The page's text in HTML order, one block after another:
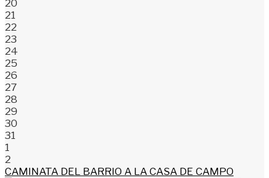
20
21
22
23
24
25
26
27
28
29
30
31
1
2
CAMINATA DEL BARRIO A LA CASA DE CAMPO